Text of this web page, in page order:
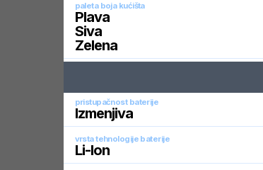
paleta boja kućišta
Plava
Siva
Zelena
pristupačnost baterije
Izmenjiva
vrsta tehnologije baterije
Li-Ion